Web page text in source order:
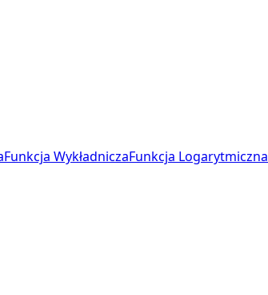
Funkcja WykładniczaFunkcja Logarytmiczna